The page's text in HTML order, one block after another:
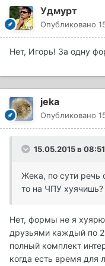
Удмурт
Опубликовано
Нет, Игорь! За одну
jeka
Опубликовано
15.05.2015 в
Жека, по сути речь
то на ЧПУ хуячишь?
Нет, формы не я
друзьями каждый по
полный комплект
когда есть время для